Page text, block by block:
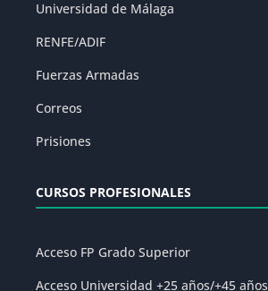
Universidad de Málaga
RENFE/ADIF
Fuerzas Armadas
Correos
Prisiones
CURSOS PROFESIONALES
Acceso FP Grado Superior
Acceso Universidad +25 años/+45 años